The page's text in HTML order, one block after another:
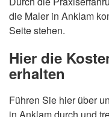
die Maler in Anklam
Seite stehen.
Hier die
erhalten
Führen Sie hier über
in Anklam durch und